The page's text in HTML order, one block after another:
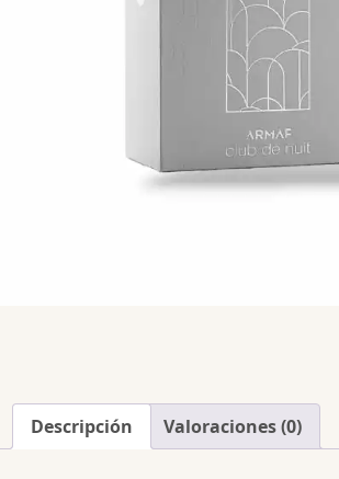
Descripción Valoraciones (0)